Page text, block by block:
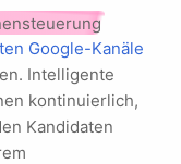
Google-Kanäle
Intelligente
kontinuierlich,
Kandidaten